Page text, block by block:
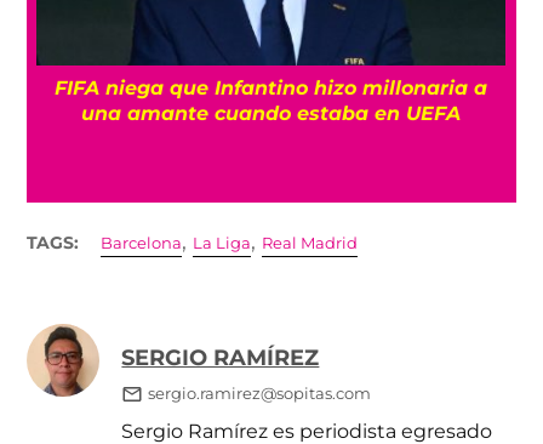
FIFA niega que Infantino hizo millonaria a
una amante cuando estaba en UEFA
TAGS: Barcelona, La Liga, Real Madrid
SERGIO RAMÍREZ
sergio.ramirez@sopitas.com
Sergio Ramírez es periodista egresado